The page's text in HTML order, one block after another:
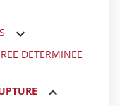
DETERMINEE